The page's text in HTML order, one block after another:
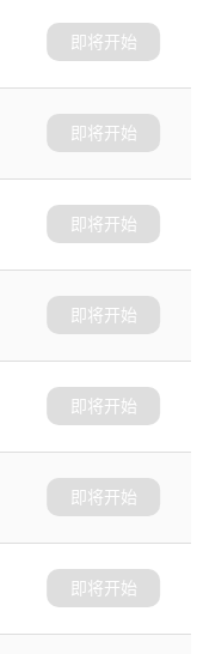
即将开始
即将开始
即将开始
即将开始
即将开始
即将开始
即将开始